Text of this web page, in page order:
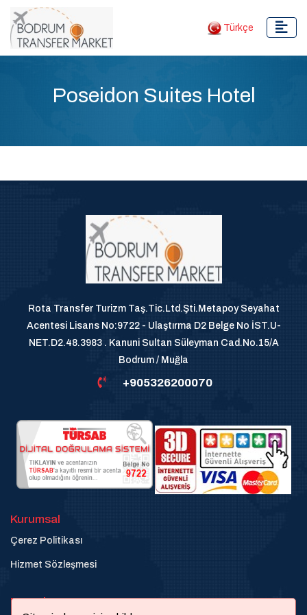
Türkçe
Poseidon Suites Hotel
Rota Transfer Turizm Taş.Tic.Ltd.Şti.Metapoy Seyahat
Acentesi Lisans No:9722 - Ulaştırma D2 Belge No İST.U-
NET.D2.48.3983 . Kanuni Sultan Süleyman Cad.No.15/A
Bodrum / Muğla
+905326200070
Kurumsal
Çerez Politikası
Hizmet Sözleşmesi
Destek